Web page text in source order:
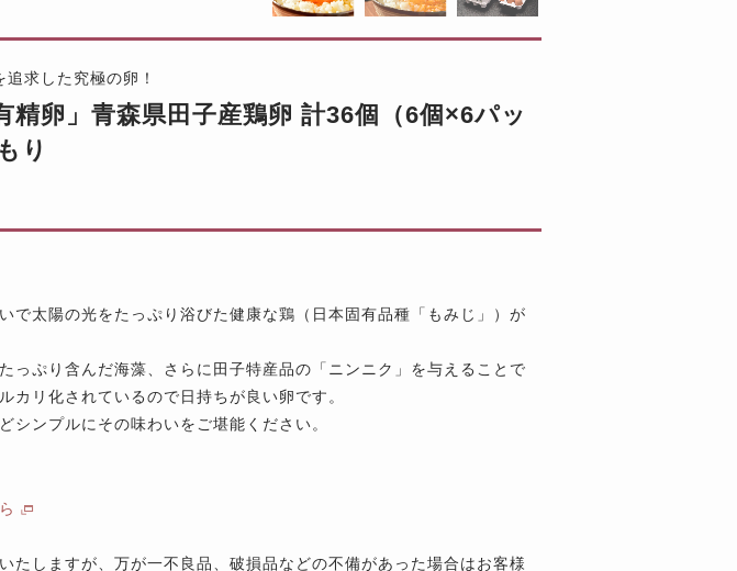
求した究極の卵！
精卵」青森県田子産鶏卵 計36個（6個×6パッ
り
で太陽の光をたっぷり浴びた健康な鶏（日本固有品種「もみじ」）が
っぷり含んだ海藻、さらに田子特産品の「ニンニク」を与えることで
カリ化されているので日持ちが良い卵です。
シンプルにその味わいをご堪能ください。
たしますが、万が一不良品、破損品などの不備があった場合はお客様